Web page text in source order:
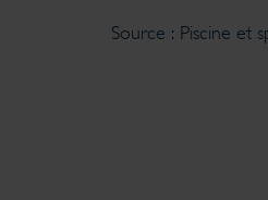
Source : Piscine et